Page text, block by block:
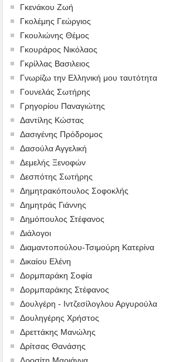
Γκενάκου Ζωή
Γκολέμης Γεώργιος
Γκουλιώνης Θέμος
Γκουράρος Νικόλαος
Γκρίλλας Βασιλειος
Γνωρίζω την Ελληνική μου ταυτότητα
Γουνελάς Σωτήρης
Γρηγορίου Παναγιώτης
Δαντίλης Κώστας
Δασιγένης Πρόδρομος
Δασούλα Αγγελική
Δεμελής Ξενοφών
Δεσπότης Σωτήρης
Δημητρακόπουλος Σοφοκλής
Δημητράς Γιάννης
Δημόπουλος Στέφανος
Διάλογοι
Διαμαντοπούλου-Τσιμούρη Κατερίνα
Δικαίου Ελένη
Δορμπαράκη Σοφία
Δορμπαράκης Στέφανος
Δουλγέρη - Ιντζεσίλογλου Αργυρούλα
Δουληγέρης Χρήστος
Δρεττάκης Μανώλης
Δρίτσας Θανάσης
Δροσίτη Μαριάννα